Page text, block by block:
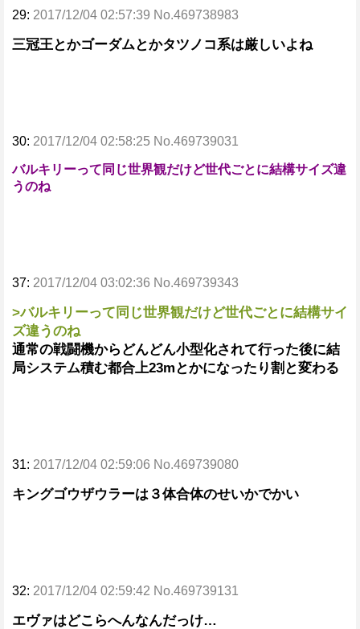
29: 2017/12/04 02:57:39 No.469738983
三冠王とかゴーダムとかタツノコ系は厳しいよね
30: 2017/12/04 02:58:25 No.469739031
バルキリーって同じ世界観だけど世代ごとに結構サイズ違
うのね
37: 2017/12/04 03:02:36 No.469739343
>バルキリーって同じ世界観だけど世代ごとに結構サイ
ズ違うのね
通常の戦闘機からどんどん小型化されて行った後に結
局システム積む都合上23mとかになったり割と変わる
31: 2017/12/04 02:59:06 No.469739080
キングゴウザウラーは３体合体のせいかでかい
32: 2017/12/04 02:59:42 No.469739131
エヴァはどこらへんなんだっけ…